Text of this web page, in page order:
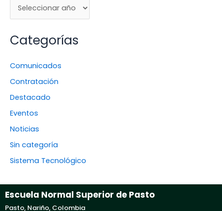
Categorías
Comunicados
Contratación
Destacado
Eventos
Noticias
Sin categoría
Sistema Tecnológico
Escuela Normal Superior de Pasto
Pasto, Nariño, Colombia